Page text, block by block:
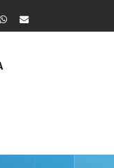
gestiones para